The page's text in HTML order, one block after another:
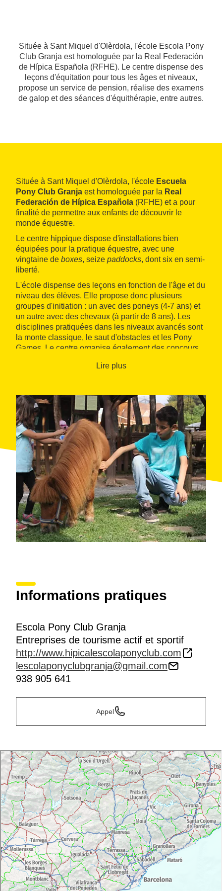
Située à Sant Miquel d'Olèrdola, l'école Escola Pony
Club Granja est homologuée par la Real Federación
de Hípica Española (RFHE). Le centre dispense des
leçons d'équitation pour tous les âges et niveaux,
propose un service de pension, réalise des examens
de galop et des séances d'équithérapie, entre autres.
Située à Sant Miquel d'Olèrdola, l'école Escuela
Pony Club Granja est homologuée par la Real
Federación de Hípica Española (RFHE) et a pour
finalité de permettre aux enfants de découvrir le
monde équestre.
Le centre hippique dispose d'installations bien
équipées pour la pratique équestre, avec une
vingtaine de boxes, seize paddocks, dont six en semi-
liberté.
L'école dispense des leçons en fonction de l'âge et du
niveau des élèves. Elle propose donc plusieurs
groupes d'initiation : un avec des poneys (4-7 ans) et
un autre avec des chevaux (à partir de 8 ans). Les
disciplines pratiquées dans les niveaux avancés sont
la monte classique, le saut d'obstacles et les Pony
Games. Le centre organise également des concours
cheval, des promenades en poneys, des visites à la
ferme et des centres aérés lors de la Semana Santa
(Pâques), l'été et à Noël. De plus, le club propose un
service de pension pour chevaux et des séances
d'équithérapie, entre autres.
Lire plus
Informations pratiques
Escola Pony Club Granja
Entreprises de tourisme actif et sportif
http://www.hipicalescolaponyclub.com
lescolaponyclubgranja@gmail.com
938 905 641
Appel